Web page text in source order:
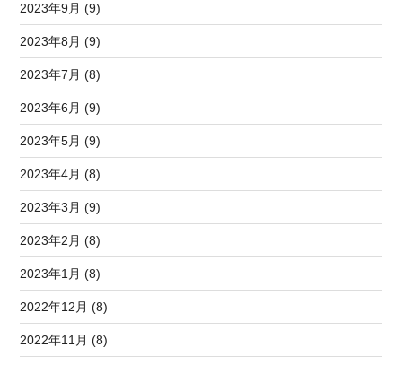
2023年9月 (9)
2023年8月 (9)
2023年7月 (8)
2023年6月 (9)
2023年5月 (9)
2023年4月 (8)
2023年3月 (9)
2023年2月 (8)
2023年1月 (8)
2022年12月 (8)
2022年11月 (8)